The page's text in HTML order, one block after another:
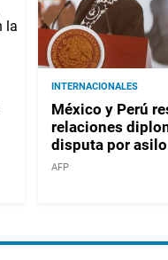
INTERNACIONALES
México y Perú
relaciones
disputa por asilo
AFP